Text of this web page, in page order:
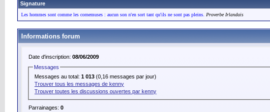
Signature
Les hommes sont comme les cornemuses : aucun son n'en sort tant qu'ils ne sont pas pleins. Proverbe Irlandais
Informations forum
Date d'inscription: 08/06/2009
Messages
Messages au total:1 013 (0,16 messages par jour)
Trouver tous les messages de kenny
Trouver toutes les discussions ouvertes par kenny
Parrainages: 0